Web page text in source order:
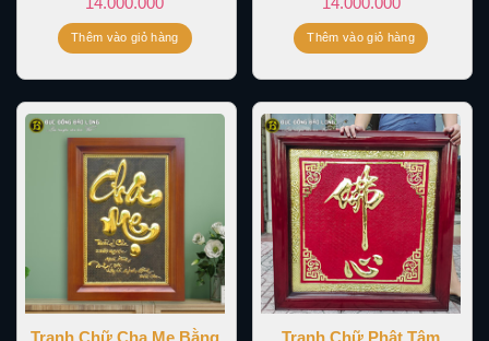
Thêm vào giỏ hàng Thêm vào giỏ hàng
Tranh Chữ Cha Mẹ Bằng
Tranh Chữ Phật Tâm